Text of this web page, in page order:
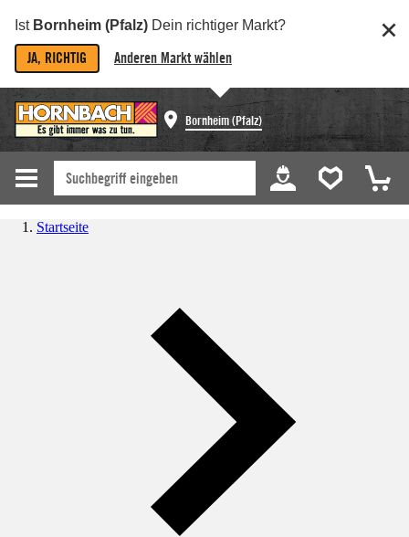
Ist Bornheim (Pfalz) Dein richtiger Markt?
JA, RICHTIG Anderen Markt wählen
Bornheim (Pfalz)
Startseite